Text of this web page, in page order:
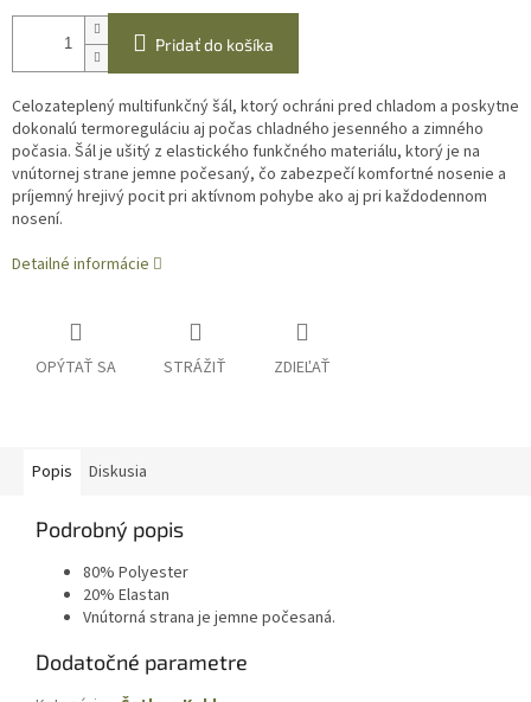
Pridať do košíka
Celozateplený multifunkčný šál, ktorý ochráni pred chladom a poskytne
dokonalú termoreguláciu aj počas chladného jesenného a zimného
počasia. Šál je ušitý z elastického funkčného materiálu, ktorý je na
vnútornej strane jemne počesaný, čo zabezpečí komfortné nosenie a
príjemný hrejivý pocit pri aktívnom pohybe ako aj pri každodennom
nosení.
Detailné informácie
OPÝTAŤ SA STRÁŽIŤ ZDIEĽAŤ
Popis Diskusia
Podrobný popis
80% Polyester
20% Elastan
Vnútorná strana je jemne počesaná.
Dodatočné parametre